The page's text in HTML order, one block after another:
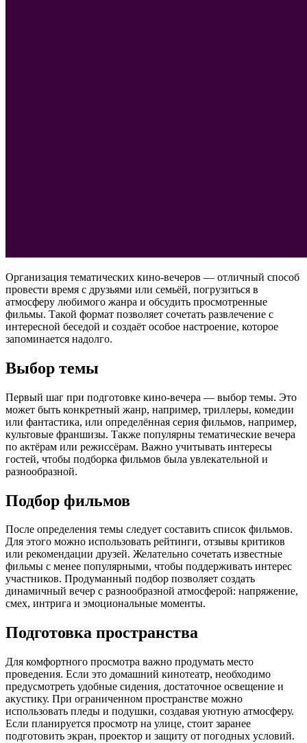
Организация тематических кино-вечеров — отличный способ
провести время с друзьями или семьёй, погрузиться в
атмосферу любимого жанра и обсудить просмотренные
фильмы. Такой формат позволяет сочетать развлечение с
интересной беседой и создаёт особое настроение, которое
запоминается надолго.
Выбор темы
Первый шаг при подготовке кино-вечера — выбор темы. Это
может быть конкретный жанр, например, триллеры, комедии
или фантастика, или определённая серия фильмов, например,
культовые франшизы. Также популярны тематические вечера
по актёрам или режиссёрам. Важно учитывать интересы
гостей, чтобы подборка фильмов была увлекательной и
разнообразной.
Подбор фильмов
После определения темы следует составить список фильмов.
Для этого можно использовать рейтинги, отзывы критиков
или рекомендации друзей. Желательно сочетать известные
фильмы с менее популярными, чтобы поддерживать интерес
участников. Продуманный подбор позволяет создать
динамичный вечер с разнообразной атмосферой: напряжение,
смех, интрига и эмоциональные моменты.
Подготовка пространства
Для комфортного просмотра важно продумать место
проведения. Если это домашний кинотеатр, необходимо
предусмотреть удобные сидения, достаточное освещение и
акустику. При ограниченном пространстве можно
использовать пледы и подушки, создавая уютную атмосферу.
Если планируется просмотр на улице, стоит заранее
подготовить экран, проектор и защиту от погодных условий.